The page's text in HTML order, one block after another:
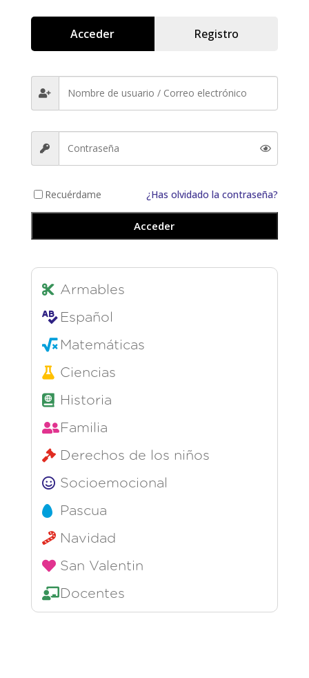
Acceder Registro
Recuérdame ¿Has olvidado la contraseña?
Acceder
Armables
Español
Matemáticas
Ciencias
Historia
Familia
Derechos de los niños
Socioemocional
Pascua
Navidad
San Valentin
Docentes